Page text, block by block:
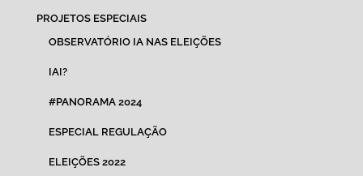
PROJETOS ESPECIAIS
OBSERVATÓRIO IA NAS ELEIÇÕES
IAI?
#PANORAMA 2024
ESPECIAL REGULAÇÃO
ELEIÇÕES 2022